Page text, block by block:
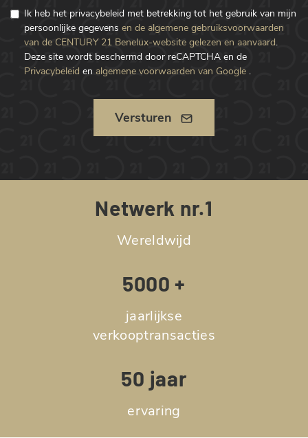
Ik heb het privacybeleid met betrekking tot het gebruik van mijn
persoonlijke gegevens en de algemene gebruiksvoorwaarden
van de CENTURY 21 Benelux-website gelezen en aanvaard.
Deze site wordt beschermd door reCAPTCHA en de
Privacybeleid en algemene voorwaarden van Google .
Versturen
Netwerk nr.1
Wereldwijd
5000 +
jaarlijkse
verkooptransacties
50 jaar
ervaring